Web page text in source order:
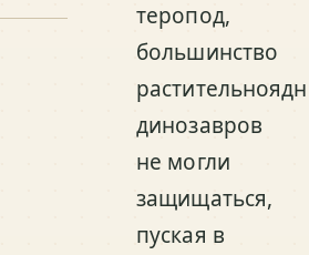
теропод,
большинство
динозавров
не могли
защищаться,
пуская в